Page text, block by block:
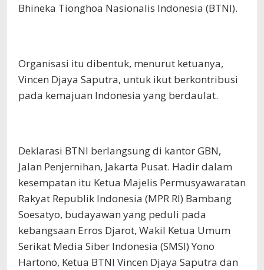
Bhineka Tionghoa Nasionalis Indonesia (BTNI).
Organisasi itu dibentuk, menurut ketuanya,
Vincen Djaya Saputra, untuk ikut berkontribusi
pada kemajuan Indonesia yang berdaulat.
Deklarasi BTNI berlangsung di kantor GBN,
Jalan Penjernihan, Jakarta Pusat. Hadir dalam
kesempatan itu Ketua Majelis Permusyawaratan
Rakyat Republik Indonesia (MPR RI) Bambang
Soesatyo, budayawan yang peduli pada
kebangsaan Erros Djarot, Wakil Ketua Umum
Serikat Media Siber Indonesia (SMSI) Yono
Hartono, Ketua BTNI Vincen Djaya Saputra dan